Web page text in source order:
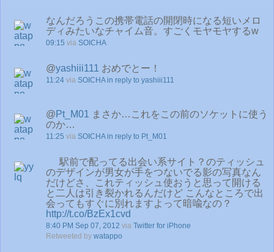
なんだろうこの携帯電話の開閉時になる短いメロ
ディみたいなチャイム音。すごくモヤモヤするw
09:15 via SOICHA
@yashiii111 おめでとー！
11:24 via SOICHA in reply to yashiii111
@ Pt_M01 まさか…これをこの前のソケットに使う
のか…
11:25 via SOICHA in reply to Pt_M01
駅前で配ってる出会い系サイト？のティッシュ
のデザインが男女が手をつないでる影の写真なん
だけどさ、これティッシュ使おうと思って開ける
と二人は引き裂かれるんだけど こんなところで出
会ってもすぐに別れますよって暗喩なの？
http://t.co/BzEx1cvd
8:40 PM Sep 07, 2012 via Twitter for iPhone
Retweeted by watappo